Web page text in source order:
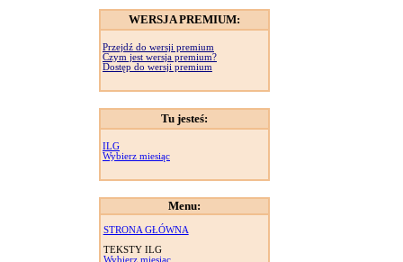
WERSJA PREMIUM:
Przejdź do wersji premium
Czym jest wersja premium?
Dostęp do wersji premium
Tu jesteś:
ILG
Wybierz miesiąc
Menu:
STRONA GŁÓWNA
TEKSTY ILG
Wybierz miesiąc